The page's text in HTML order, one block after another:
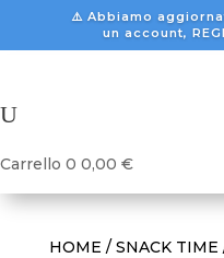
⚠️ Abbiamo
un account,
U
Carrello 0 0,00 €
HOME / SNACK TIME